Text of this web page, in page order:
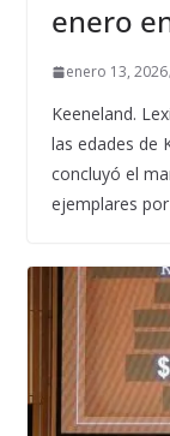
enero
enero 13, 2026
Keeneland.
las edades de
concluyó el
ejemplares